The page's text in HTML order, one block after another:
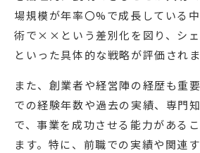
場規模が年率〇%で成長している
術で××という差別化を図り、シェ
といった具体的な戦略が評価されま
また、創業者や経営陣の経歴も重
での経験年数や過去の実績、専門
で、事業を成功させる能力がある
ます。特に、前職での実績や関連